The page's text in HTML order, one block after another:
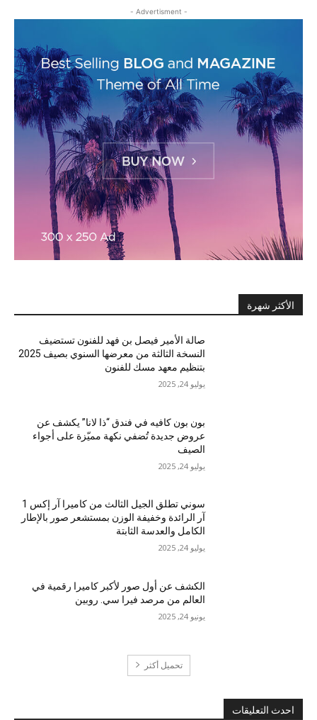
- Advertisment -
الأكثر شهرة
صالة الأمير فيصل بن فهد للفنون تستضيف
النسخة الثالثة من معرضها السنوي بصيف 2025
بتنظيم معهد مسك للفنون
يوليو 24, 2025
بون بون كافيه في فندق “ذا لانا” يكشف عن
عروض جديدة تُضفي نكهة مميّزة على أجواء
الصيف
يوليو 24, 2025
سوني تطلق الجيل الثالث من كاميرا آر إكس 1
آر الرائدة وخفيفة الوزن بمستشعر صور بالإطار
الكامل والعدسة الثابتة
يوليو 24, 2025
الكشف عن أول صور لأكبر كاميرا رقمية في
العالم من مرصد فيرا سي. روبين
يونيو 24, 2025
تحميل أكثر
احدث التعليقات